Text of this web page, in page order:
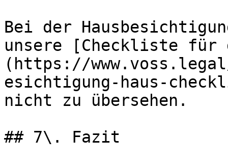
Bei der
unsere [Checkliste für
(https://
esichtigung-haus-
nicht zu übersehen.
## 7\. Fazit